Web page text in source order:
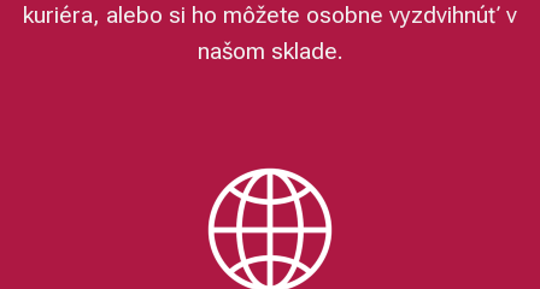
kuriéra, alebo si ho môžete osobne vyzdvihnúť v
našom sklade.